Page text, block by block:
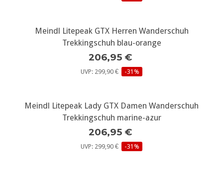
Meindl Litepeak GTX Herren Wanderschuh
Trekkingschuh blau-orange
206,95 €
UVP: 299,90 € -31%
Meindl Litepeak Lady GTX Damen Wanderschuh
Trekkingschuh marine-azur
206,95 €
UVP: 299,90 € -31%